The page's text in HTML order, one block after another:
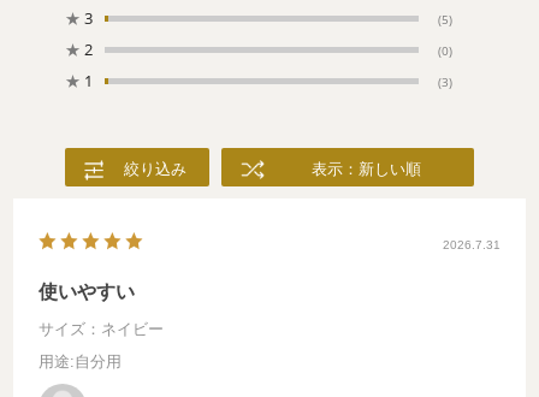
★ 3 (5)
★ 2 (0)
★ 1 (3)
絞り込み 表示：新しい順
2026.7.31
使いやすい
サイズ：ネイビー
用途:自分用